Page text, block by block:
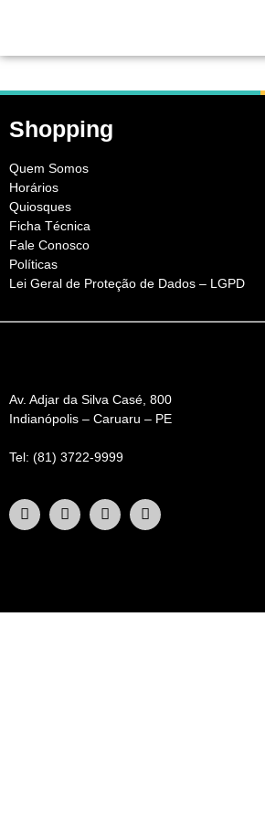
Shopping
Quem Somos
Horários
Quiosques
Ficha Técnica
Fale Conosco
Políticas
Lei Geral de Proteção de Dados – LGPD
Av. Adjar da Silva Casé, 800
Indianópolis – Caruaru – PE
Tel: (81) 3722-9999